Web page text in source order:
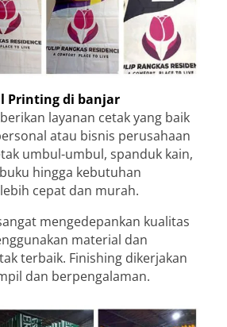
Printing di banjar
layanan cetak yang baik
atau bisnis perusahaan
umbul-umbul, spanduk kain,
hingga kebutuhan
cepat dan murah.
mengedepankan kualitas
material dan
terbaik. Finishing dikerjakan
dan berpengalaman.